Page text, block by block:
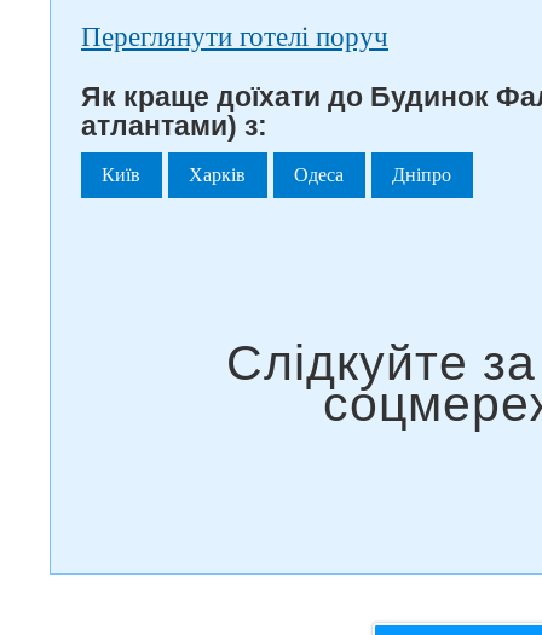
Переглянути готелі поруч
Як краще доїхати до Будинок
атлантами) з:
Київ Харків Одеса Дніпро